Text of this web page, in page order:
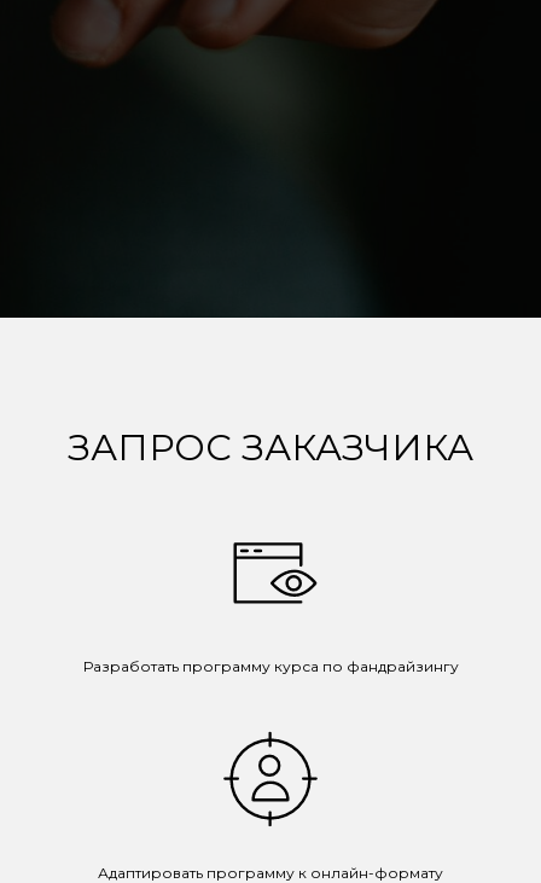
ЗАПРОС ЗАКАЗЧИКА
Разработать программу курса по фандрайзингу
Адаптировать программу к онлайн-формату